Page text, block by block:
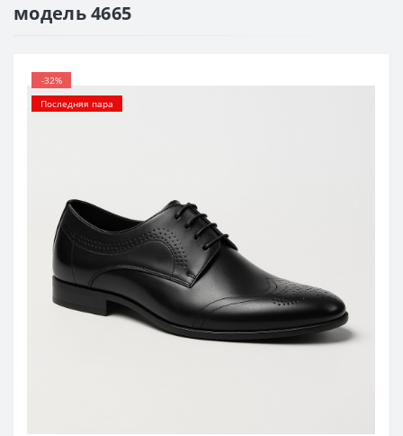
модель 4665
-32%
Последняя пара